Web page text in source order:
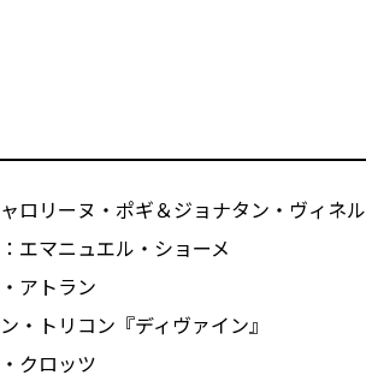
ロリーヌ・ポギ＆ジョナタン・ヴィネル
エマニュエル・ショーメ
アトラン
・トリコン『ディヴァイン』
クロッツ